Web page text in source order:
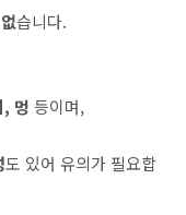
습니다.
, 멍 등이며,
도 있어 유의가 필요합